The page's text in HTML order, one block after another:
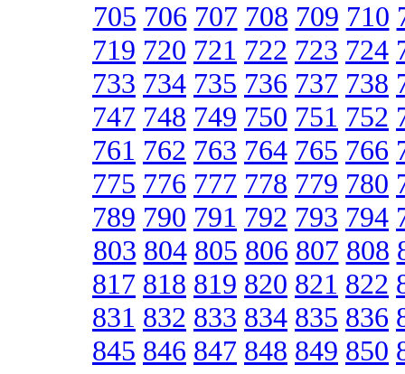
705 706 707 708 709 710
719 720 721 722 723 724
733 734 735 736 737 738
747 748 749 750 751 752
761 762 763 764 765 766
775 776 777 778 779 780
789 790 791 792 793 794
803 804 805 806 807 808
817 818 819 820 821 822
831 832 833 834 835 836
845 846 847 848 849 850